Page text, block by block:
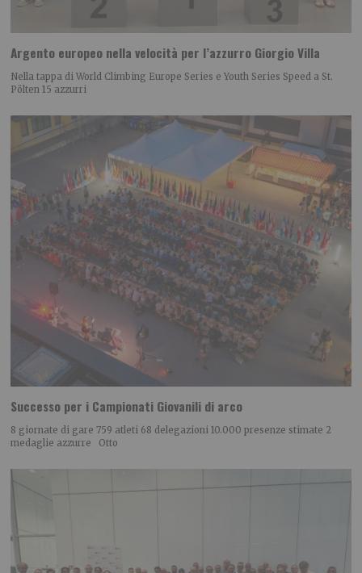
Argento europeo nella velocità per l’azzurro Giorgio Villa
Nella tappa di World Climbing Europe Series e Youth Series Speed a St.
Pölten 15 azzurri
Successo per i Campionati Giovanili di arco
8 giornate di gare 759 atleti 68 delegazioni 10.000 presenze stimate 2
medaglie azzurre Otto